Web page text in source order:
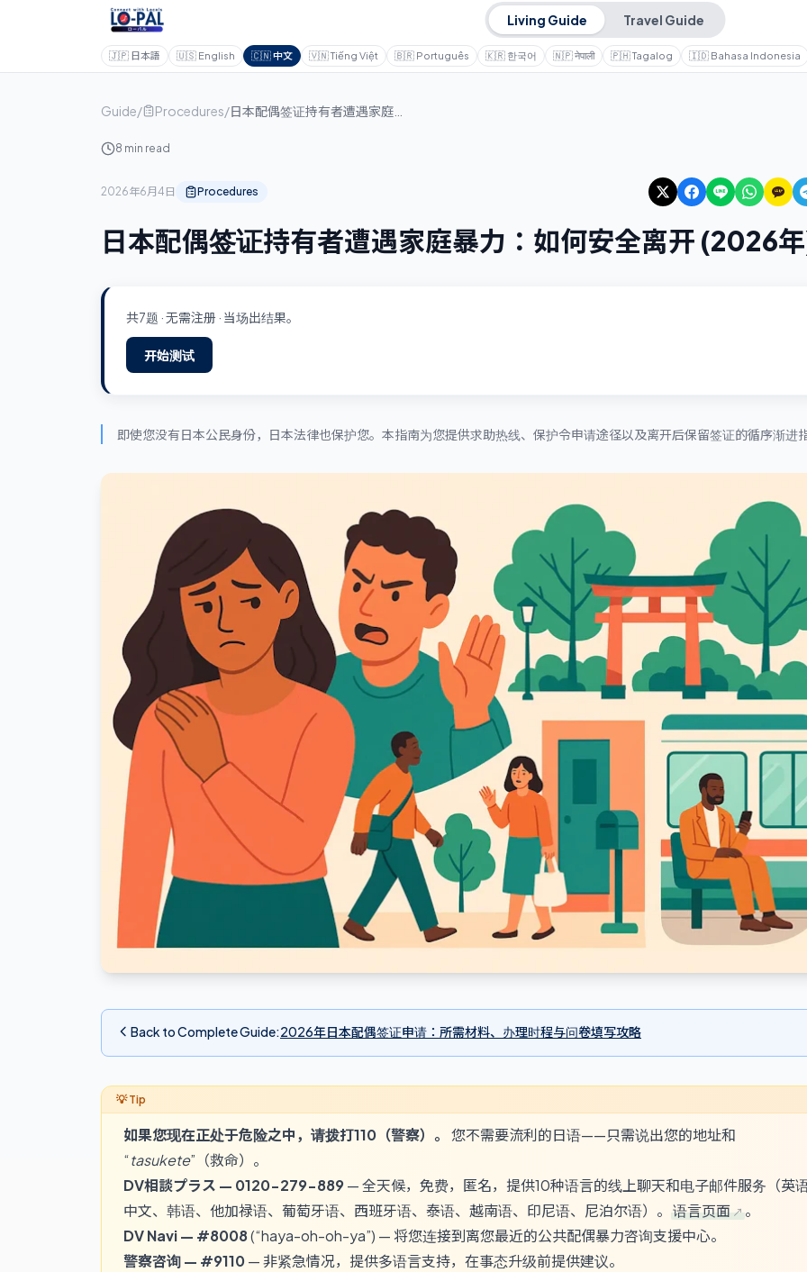
Living Guide Travel Guide
🇯🇵 日本語 🇺🇸 English 🇨🇳中文 🇻🇳Tiếng Việt 🇧🇷 Português 🇰🇷 한국어 🇳🇵नेपाली 🇵🇭Tagalog 🇮🇩 Bahasa Indonesia
Guide/ Procedures/
8 min read
2026年6月4日 Procedures
日本配偶签证持有者遭遇家庭暴力：如何安全离开 (2026
共7题 · 无需注册 · 当场出结果。
开始测试
即使您没有日本公民身份，日本法律也保护您。本指南为您提供求助热线、保护令申请途径以及离开后保留签证的循序渐进
Back to Complete Guide:2026年日本配偶签证申请：所需材料、办理时程与问卷填写攻略
如果您现在正处于危险之中，请拨打110 （警察）。
您不需要流利的日语——只需说出您的地址和
“tasukete”（救命）。
DV相談プラス — 0120-279-889— 全天候，免费，匿名，提供10种语言的线上聊天和电子邮件服务（英
中文、韩语、他加禄语、葡萄牙语、西班牙语、泰语、越南语、印尼语、尼泊尔语）。 语言页面
。
DV Navi — #8008(“haya-oh-oh-ya”) — 将您连接到离您最近的公共配偶暴力咨询支援中心。
警察咨询 — #9110— 非紧急情况，提供多语言支持，在事态升级前提供建议。